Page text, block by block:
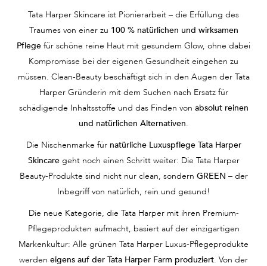
Tata Harper Skincare ist Pionierarbeit – die Erfüllung des
Traumes von einer zu 100 % natürlichen und wirksamen
Pflege für schöne reine Haut mit gesundem Glow, ohne dabei
Kompromisse bei der eigenen Gesundheit eingehen zu
müssen. Clean-Beauty beschäftigt sich in den Augen der Tata
Harper Gründerin mit dem Suchen nach Ersatz für
schädigende Inhaltsstoffe und das Finden von absolut reinen
und natürlichen Alternativen.
Die Nischenmarke für natürliche Luxuspflege Tata Harper
Skincaregeht noch einen Schritt weiter: Die Tata Harper
Beauty-Produkte sind nicht nur clean, sondern GREEN – der
Inbegriff von natürlich, rein und gesund!
Die neue Kategorie, die Tata Harper mit ihren Premium-
Pflegeprodukten aufmacht, basiert auf der einzigartigen
Markenkultur: Alle grünen Tata Harper Luxus-Pflegeprodukte
werden eigens auf der Tata Harper Farm produziert. Von der